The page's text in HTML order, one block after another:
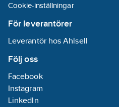
Cookie-inställningar
För leverantörer
Leverantör hos Ahlsell
Följ oss
Facebook
Instagram
LinkedIn